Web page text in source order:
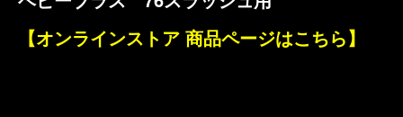
【オンラインストア 商品ページはこちら】